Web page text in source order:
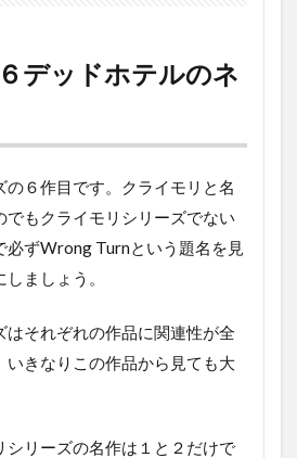
デッドホテルのネ
の６作目です。クライモリと名
でもクライモリシリーズでない
必ずWrong Turnという題名を見
ましょう。
はそれぞれの作品に関連性が全
いきなりこの作品から見ても大
シリーズの名作は１と２だけで